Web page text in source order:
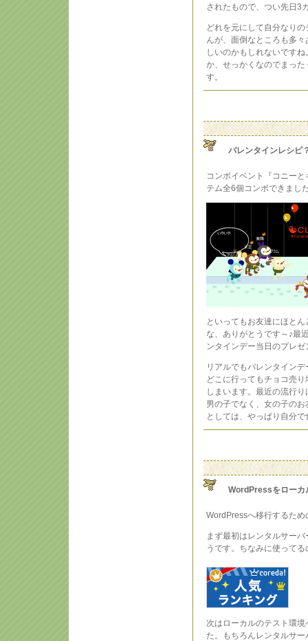
されたもので、つい先日3
どれを元にして自分なり
んが、面倒なところも多
しいのかもしれないです
か、せっかくなのでまっ
す。
バレンタインレシピ
コンボイベント『コニー
テム全6個コンボできまし
といってもお友達にほと
な、ありがとうです～♪最
ンタインデー当日のプレ
リアルでもバレンタイン
どこに行ってもチョコ売
しまいます。最近の流行
男の子でなく、女の子の
としては、やっぱり自分
WordPressをローカ
WordPressへ移行するた
まず最初はレンタルサー
うです。ちなみに使って
次はローカルのテスト環
た。もちろんレンタルサ